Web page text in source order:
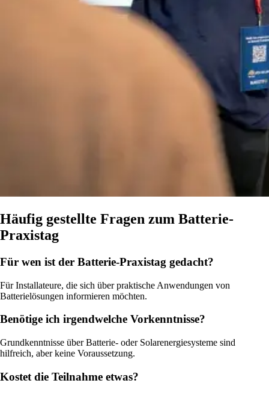
Häufig gestellte Fragen zum Batterie-
Praxistag
Für wen ist der Batterie-Praxistag gedacht?
Für Installateure, die sich über praktische Anwendungen von
Batterielösungen informieren möchten.
Benötige ich irgendwelche Vorkenntnisse?
Grundkenntnisse über Batterie- oder Solarenergiesysteme sind
hilfreich, aber keine Voraussetzung.
Kostet die Teilnahme etwas?